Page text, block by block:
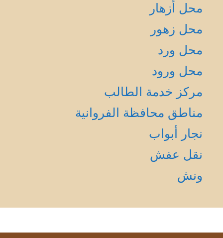
محل أزهار
محل زهور
محل ورد
محل ورود
مركز خدمة الطالب
مناطق محافظة الفروانية
نجار أبواب
نقل عفش
ونش